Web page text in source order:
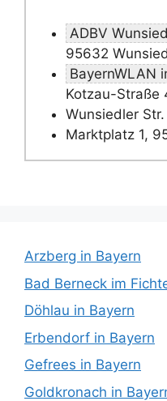
ADBV
95632
BayernWLAN
Kotzau-Straße
Wunsiedler
Marktplatz 1,
Arzberg in Bayern
Bad Berneck im
Döhlau in Bayern
Erbendorf in Bayern
Gefrees in Bayern
Goldkronach in